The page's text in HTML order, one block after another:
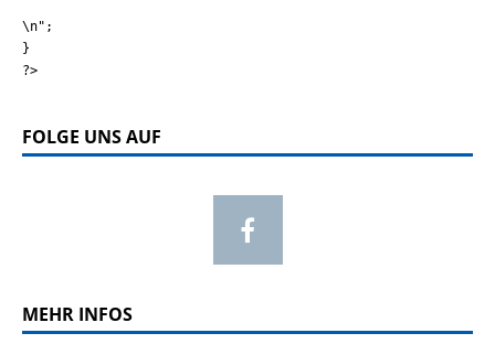
\n";
}
?>
FOLGE UNS AUF
MEHR INFOS